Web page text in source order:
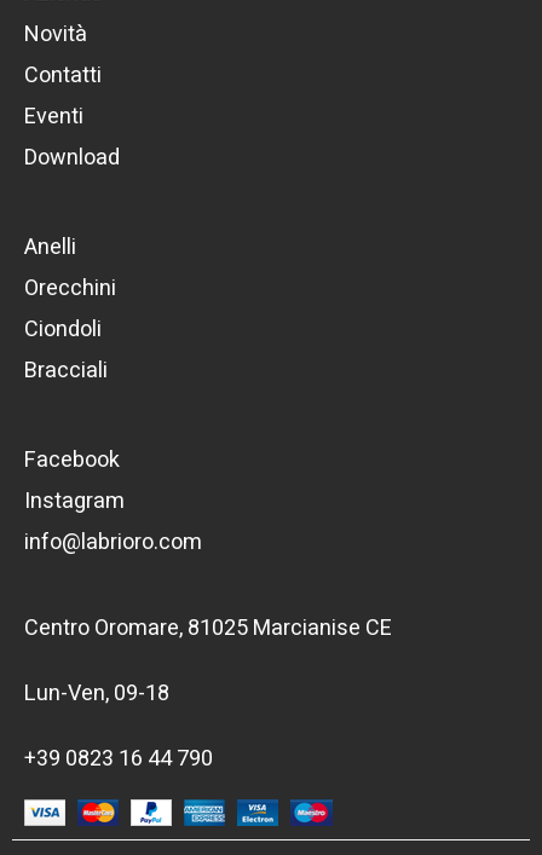
Novità
Contatti
Eventi
Download
Anelli
Orecchini
Ciondoli
Bracciali
Facebook
Instagram
info@labrioro.com
Centro Oromare, 81025 Marcianise CE
Lun-Ven, 09-18
+39 0823 16 44 790